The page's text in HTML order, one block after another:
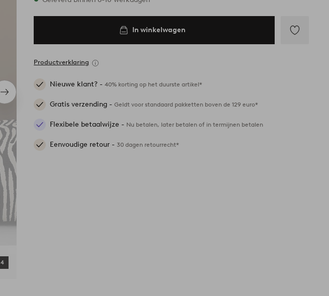
Volgend
item
4
In winkelwagen
Productverklaring
Nieuwe klant? -40% korting op het duurste artikel*
Gratis verzending -Geldt voor standaard pakketten boven de 129 euro*
Flexibele betaalwijze - Nu betalen, later betalen of in termijnen betalen
Eenvoudige retour -30 dagen retourrecht*